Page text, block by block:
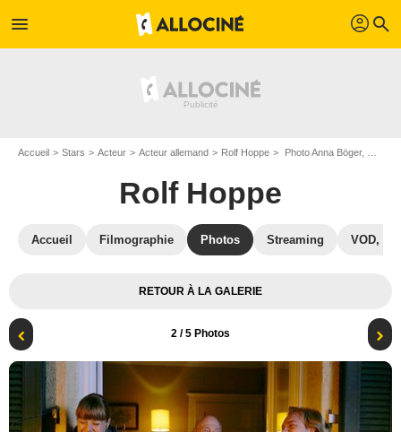
menu profil search
Accueil Stars Acteur Acteur allemand Rolf Hoppe Photo Anna Böger, Charly Hübner, Rolf Hoppe
Rolf Hoppe
Accueil Filmographie Photos Streaming VOD,
RETOUR À LA GALERIE
2 / 5 Photos